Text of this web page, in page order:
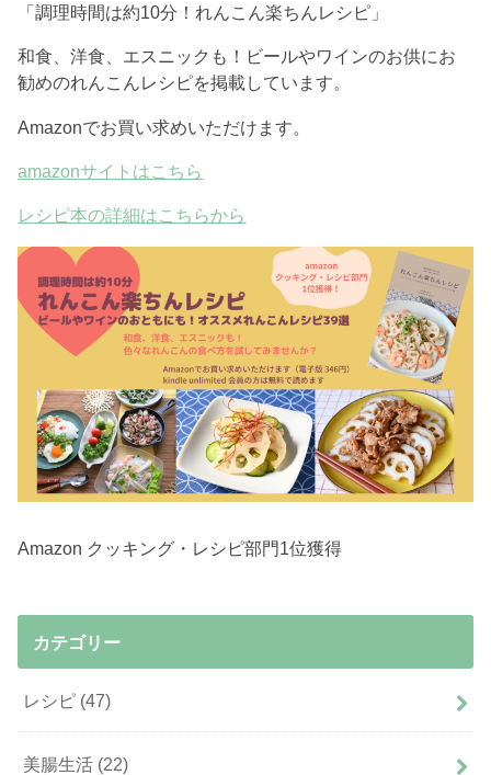
「調理時間は約10分！れんこん楽ちんレシピ」
和食、洋食、エスニックも！ビールやワインのお供にお
勧めのれんこんレシピを掲載しています。
Amazonでお買い求めいただけます。
amazonサイトはこちら
レシピ本の詳細はこちらから
Amazon クッキング・レシピ部門1位獲得
カテゴリー
レシピ (47)
美腸生活 (22)